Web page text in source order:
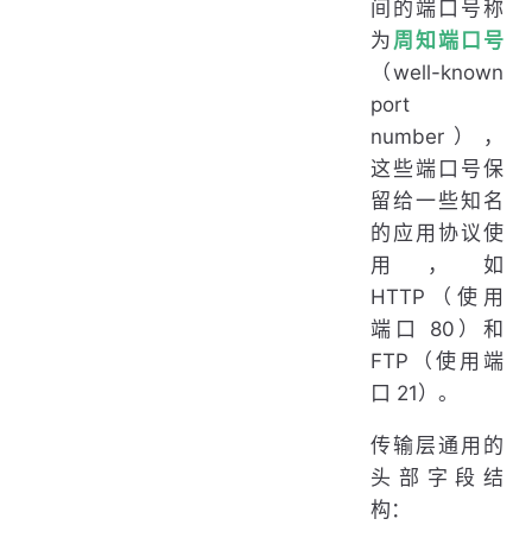
间的端口号称
为 周知端口号
（well-known
port
number），
这些端口号保
留给一些知名
的应用协议使
用，如
HTTP（使用
端口 80）和
FTP（使用端
口 21）。
传输层通用的
头部字段结
构：